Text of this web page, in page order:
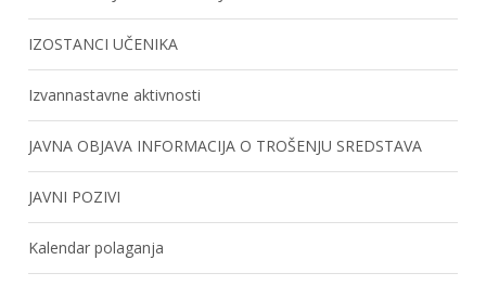
IZOSTANCI UČENIKA
Izvannastavne aktivnosti
JAVNA OBJAVA INFORMACIJA O TROŠENJU SREDSTAVA
JAVNI POZIVI
Kalendar polaganja